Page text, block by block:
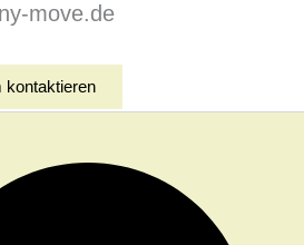
move.de
kontaktieren